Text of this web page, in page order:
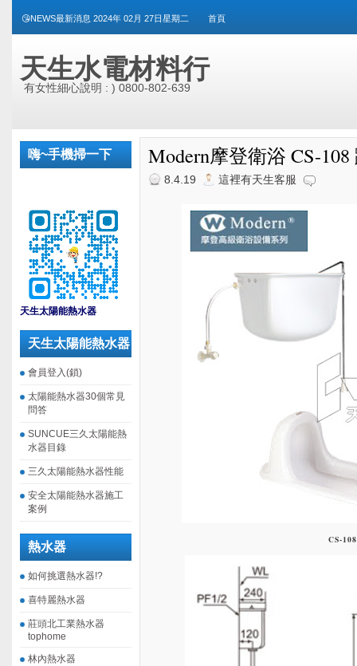
😘NEWS最新消息 2024年 02月 27日星期二 首頁
天生水電材料行
有女性細心說明 : ) 0800-802-639
嗨~手機掃一下
天生太陽能熱水器
天生太陽能熱水器
會員登入(鎖)
太陽能熱水器30個常見
問答
SUNCUE三久太陽能熱
水器目錄
三久太陽能熱水器性能
安全太陽能熱水器施工
案例
熱水器
如何挑選熱水器!?
喜特麗熱水器
莊頭北工業熱水器
tophome
林內熱水器
Modern摩登衛浴 CS-108
8.4.19 這裡有天生客服
CS-108